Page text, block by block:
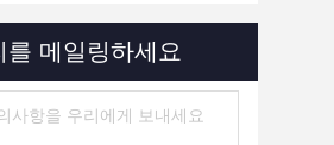
를 메일링하세요